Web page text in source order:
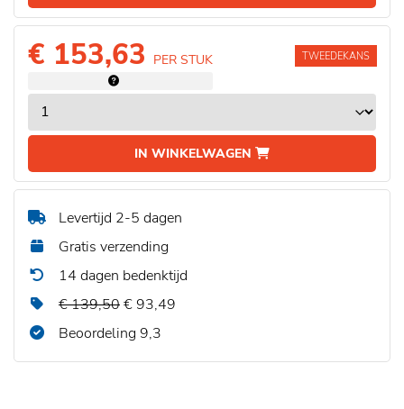
€ 153,63 PER STUK
IN WINKELWAGEN
TWEEDEKANS
Levertijd 2-5 dagen
Gratis verzending
14 dagen bedenktijd
€ 139,50€ 93,49
Beoordeling 9,3